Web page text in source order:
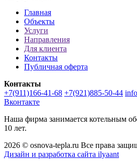
Главная
Объекты
Услуги
Направления
Для клиента
Контакты
Публичная оферта
Контакты
+7(911)166-41-68 +7(921)885-50-44
Вконтакте
Наша фирма занимается котельным
10 лет.
2026 © osnova-tepla.ru Все права
Дизайн и разработка сайта ilyaant